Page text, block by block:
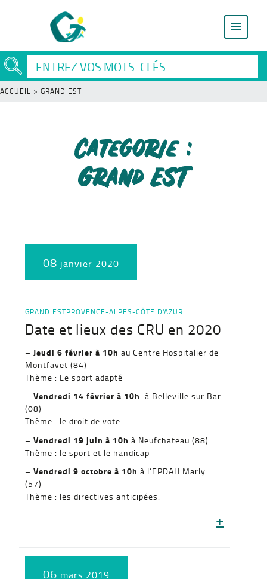
ACCUEIL > GRAND EST
Categorie :
Grand EST
08 janvier 2020
GRAND ESTPROVENCE-ALPES-CÔTE D'AZUR
Date et lieux des CRU en 2020
– Jeudi 6 février à 10h au Centre Hospitalier de
Montfavet (84)
Thème : Le sport adapté
– Vendredi 14 février à 10h à Belleville sur Bar
(08)
Thème : le droit de vote
– Vendredi 19 juin à 10h à Neufchateau (88)
Thème : le sport et le handicap
– Vendredi 9 octobre à 10h à l’EPDAH Marly
(57)
Thème : les directives anticipées.
+
06 mars 2019